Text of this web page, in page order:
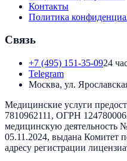
Контакты
Политика
Связь
+7 (495) 151-35-0924
Telegram
Москва, ул.
Медицинские услуги
7810962111 , ОГРН
медицинскую деятельность
05.11.2024, выдана Комитет
адресу регистрации